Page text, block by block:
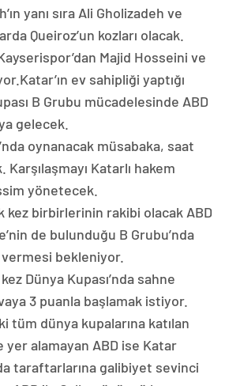
yanı sıra Ali Gholizadeh ve
Queiroz’un kozları olacak.
Majid Hosseini ve
ev sahipliği yaptığı
B Grubu mücadelesinde ABD
gelecek.
oynanacak müsabaka, saat
Karşılaşmayı Katarlı hakem
yönetecek.
kez birbirlerinin rakibi olacak ABD
de bulunduğu B Grubu’nda
bekleniyor.
Dünya Kupası’nda sahne
3 puanla başlamak istiyor.
tüm dünya kupalarına katılan
yer alamayan ABD ise Katar
taraftarlarına galibiyet sevinci